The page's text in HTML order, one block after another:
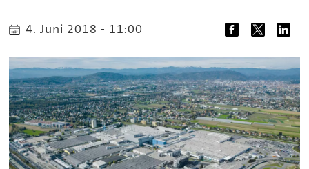
4. Juni 2018 - 11:00